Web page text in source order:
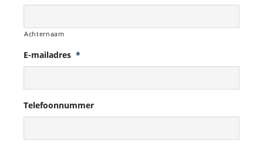
Achternaam
E-mailadres *
Telefoonnummer